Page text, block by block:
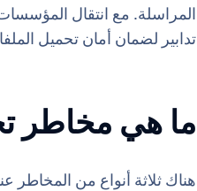
المراسلة. مع انتقال
تدابير لضمان أمان تحميل
ما هي مخاطر
هناك ثلاثة أنواع من